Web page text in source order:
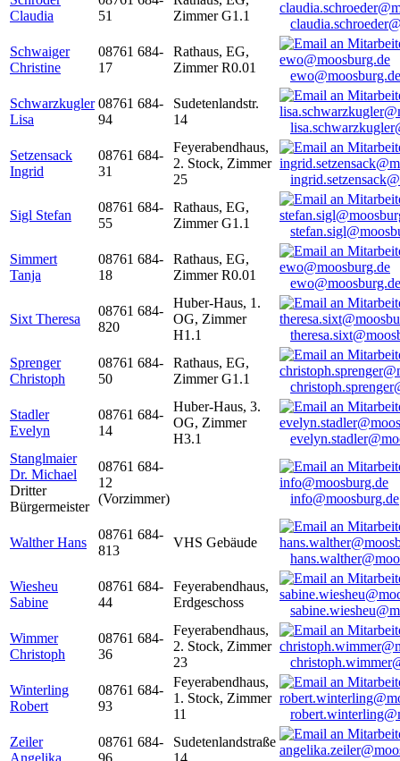
Claudia
51
Zimmer G1.1
Schwaiger
Christine
08761 684-
17
Rathaus, EG,
Zimmer R0.01
ewo@moosburg.de
Schwarzkugler
Lisa
08761 684-
94
Sudetenlandstr.
14
Setzensack
Ingrid
08761 684-
31
Feyerabendhaus,
2. Stock, Zimmer
25
Sigl Stefan
08761 684-
55
Rathaus, EG,
Zimmer G1.1
Simmert
Tanja
08761 684-
18
Rathaus, EG,
Zimmer R0.01
ewo@moosburg.de
Sixt Theresa
08761 684-
820
Huber-Haus, 1.
OG, Zimmer
H1.1
Sprenger
Christoph
08761 684-
50
Rathaus, EG,
Zimmer G1.1
Stadler
Evelyn
08761 684-
14
Huber-Haus, 3.
OG, Zimmer
H3.1
Stanglmaier
Dr. Michael
Dritter
Bürgermeister
08761 684-
12
(Vorzimmer)
info@moosburg.de
Walther Hans
08761 684-
813
VHS Gebäude
Wiesheu
Sabine
08761 684-
44
Feyerabendhaus,
Erdgeschoss
Wimmer
Christoph
08761 684-
36
Feyerabendhaus,
2. Stock, Zimmer
23
Winterling
Robert
08761 684-
93
Feyerabendhaus,
1. Stock, Zimmer
11
Zeiler
Angelika
08761 684-
96
Sudetenlandstraße
14